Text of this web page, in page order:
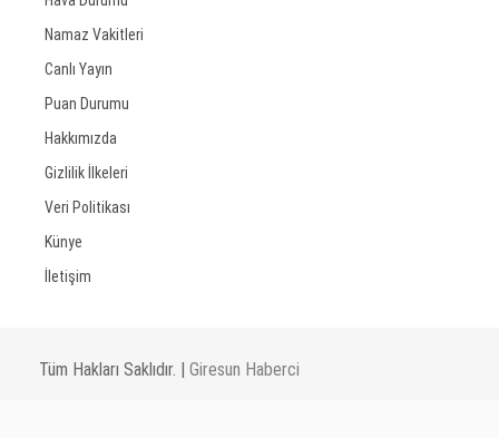
Namaz Vakitleri
Canlı Yayın
Puan Durumu
Hakkımızda
Gizlilik İlkeleri
Veri Politikası
Künye
İletişim
Tüm Hakları Saklıdır. | Giresun Haberci